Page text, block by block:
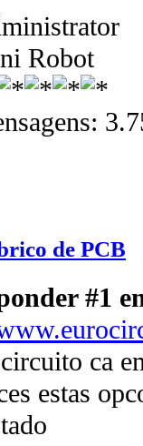
Robot
de PCB
#1
ca
estas